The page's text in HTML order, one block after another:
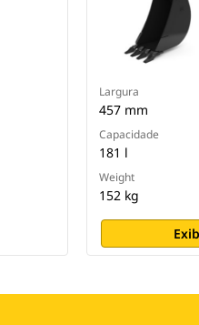
Largura
457 mm
Capacidade
181 l
Weight
152 kg